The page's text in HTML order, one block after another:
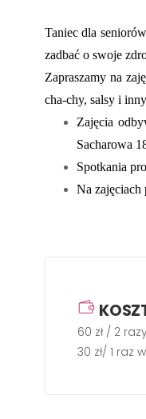
Taniec dla
zadbać o swoje
Zapraszamy na
cha-chy, salsy i
Zajęcia
Sacharowa
Spotkania
Na zajęciach
60 zł / 2
30 zł/ 1 raz